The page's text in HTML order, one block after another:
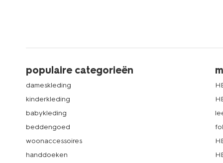
populaire categorieën
dameskleding
kinderkleding
babykleding
beddengoed
woonaccessoires
handdoeken